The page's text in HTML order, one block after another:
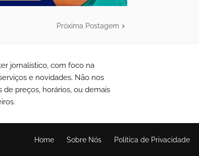
Próxima Postagem
jornalístico, com foco na
e novidades. Não nos
preços, horários, ou demais
Home Sobre Nós Política de Privacidade